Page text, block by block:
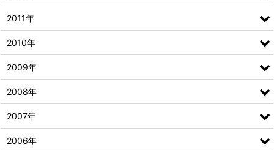
2011年
2010年
2009年
2008年
2007年
2006年